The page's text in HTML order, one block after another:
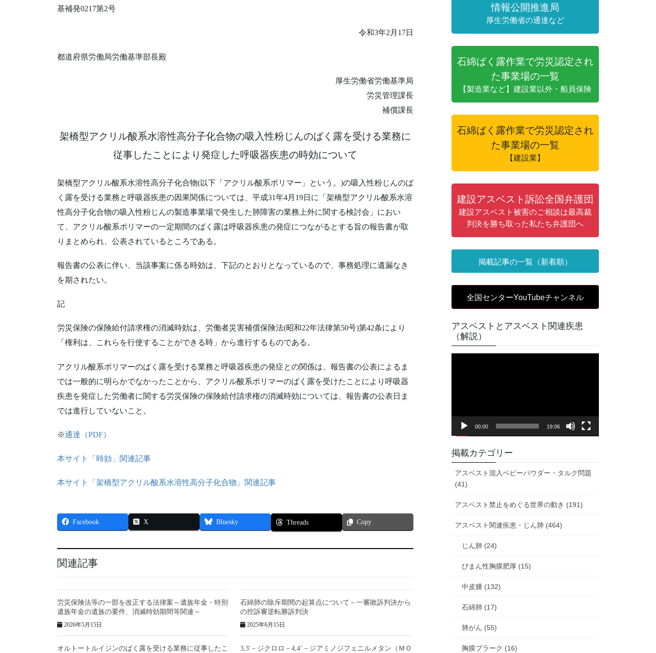
基補発0217第2号
令和3年2月17日
都道府県労働局労働基準部長殿
厚生労働省労働基準局
労災管理課長
補償課長
架橋型アクリル酸系水溶性高分子化合物の吸入性粉じんのばく露を受ける業務に
従事したことにより発症した呼吸器疾患の時効について
架橋型アクリル酸系水溶性高分子化合物(以下「アクリル酸系ポリマー」という。)の吸入性粉じんのば
く露を受ける業務と呼吸器疾患の因果関係については、平成31年4月19日に「架橋型アクリル酸系水溶
性高分子化合物の吸入性粉じんの製造事業場で発生した肺障害の業務上外に関する検討会」におい
て、アクリル酸系ポリマーの一定期間のばく露は呼吸器疾患の発症につながるとする旨の報告書が取
りまとめられ、公表されているところである。
報告書の公表に伴い、当該事案に係る時効は、下記のとおりとなっているので、事務処理に遺漏なき
を期されたい。
記
労災保険の保険給付請求権の消滅時効は、労働者災害補償保険法(昭和22年法律第50号)第42条により
「権利は、これらを行使することができる時」から進行するものである。
アクリル酸系ポリマーのばく露を受ける業務と呼吸器疾患の発症との関係は、報告書の公表によるま
では一般的に明らかでなかったことから、アクリル酸系ポリマーのばく露を受けたことにより呼吸器
疾患を発症した労働者に関する労災保険の保険給付請求権の消滅時効については、報告書の公表日ま
では進行していないこと。
※通達（PDF）
本サイト「時効」関連記事
本サイト「架橋型アクリル酸系水溶性高分子化合物」関連記事
Facebook X Bluesky Threads Copy
関連記事
労災保険法等の一部を改正する法律案～遺族年金・特別
遺族年金の遺族の要件、消滅時効期間等関連～
2026年5月15日
石綿肺の除斥期間の起算点について－一審敗訴判決から
の控訴審逆転勝訴判決
2025年6月15日
オルトートルイジンのばく露を受ける業務に従事したこ
3,3'－ジクロロ－4,4’－ジアミノジフェニルメタン（ＭＯ
情報公開推進局
厚生労働省の通達など
石綿ばく露作業で労災認定され
た事業場の一覧
【製造業など】建設業以外・船員保険
石綿ばく露作業で労災認定され
た事業場の一覧
【建設業】
建設アスベスト訴訟全国弁護団
建設アスベスト被害のご相談は最高裁
判決を勝ち取った私たち弁護団へ
掲載記事の一覧（新着順）
全国センターYouTubeチャンネル
アスベストとアスベスト関連疾患
（解説）
ヤ
00:00 19:06
掲載カテゴリー
アスベスト混入ベビーパウダー・タルク問題
(41)
アスベスト禁止をめぐる世界の動き (191)
アスベスト関連疾患・じん肺 (464)
じん肺 (24)
びまん性胸膜肥厚 (15)
中皮腫 (132)
石綿肺 (17)
肺がん (55)
胸膜プラーク (16)